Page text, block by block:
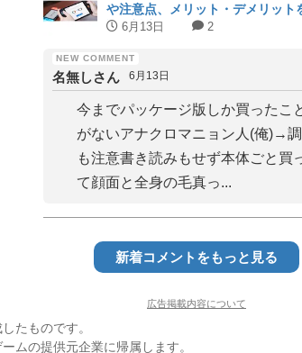
や注意点、メリット・デメリット
説｜対応タイトルまとめ
6月13日 2
名無しさん 6月13日
今までパッケージ版しか買ったこ
がないアナクロマニョン人(俺)→
も注意書き読みもせず本体ごと買
て顔面と全身の毛真っ...
新着コメントをもっと見る
広告掲載内容について
たものです。
ムの提供元企業に帰属します。